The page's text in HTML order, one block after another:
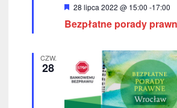
W
r
o
n
28 lipca 2022 @ 15:00 -17:00
Bezpłatne porady
CZW.
28